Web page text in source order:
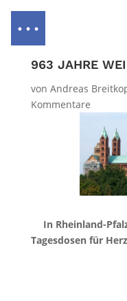
von Andreas
Kommentare
In Rheinland-
Tagesdosen für